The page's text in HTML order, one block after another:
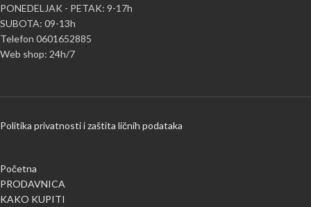
PONEDELJAK - PETAK: 9-17h
SUBOTA: 09-13h
Telefon 0601652885
Web shop: 24h/7
Politika privatnosti i zaštita ličnih podataka
Početna
PRODAVNICA
KAKO KUPITI